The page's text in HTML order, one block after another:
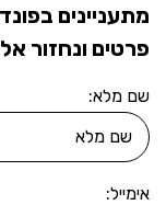
מתעניינים
פרטים ונחזור
שם מלא:
אימייל: